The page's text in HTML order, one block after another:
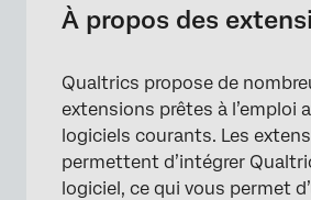
Extensions disponibles
“Quels sont les autres logiciels
vous vous intégrez ?
FAQs
À propos des
Qualtrics propose de
extensions prêtes à l’emploi
logiciels courants. Les
permettent d’intégrer
logiciel, ce qui vous permet